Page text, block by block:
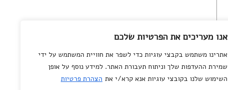
אנו מעריכים את הפרטיות שלכם
אתרינו משתמש בקבצי עוגיות כדי לשפר את חוויית המשתמש על ידי
שמירת ההעדפות שלך וניתוח תעבורת האתר. למידע נוסף על אופן
השימוש שלנו בקובצי עוגיות אנא קרא/י את הצהרת פרטיות
© All rights reserved